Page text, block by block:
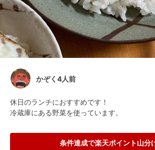
かぞく4人前
休日のランチにおすすめです！
冷蔵庫にある野菜を使っています。
条件達成で楽天ポイント山分